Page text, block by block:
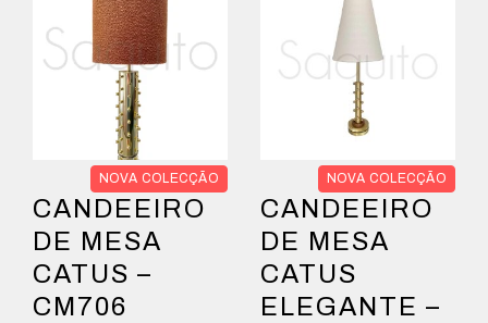
NOVA COLECÇÃO
CANDEEIRO
DE MESA
CATUS –
CM706
NOVA COLECÇÃO
CANDEEIRO
DE MESA
CATUS
ELEGANTE –